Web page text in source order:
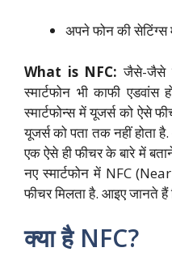
अपने फोन की सेटिंग्स
What is NFC: जैसे-जैसे
स्मार्टफोन भी काफी
स्मार्टफोन्स में यूजर्स को ऐसे
यूजर्स को पता तक नहीं होता
एक ऐसे ही फीचर के बारे में
नए स्मार्टफोन में NFC
फीचर मिलता है. आइए जानते
क्या है NFC?